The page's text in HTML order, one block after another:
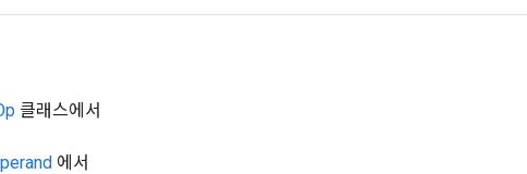
클래스에서
에서